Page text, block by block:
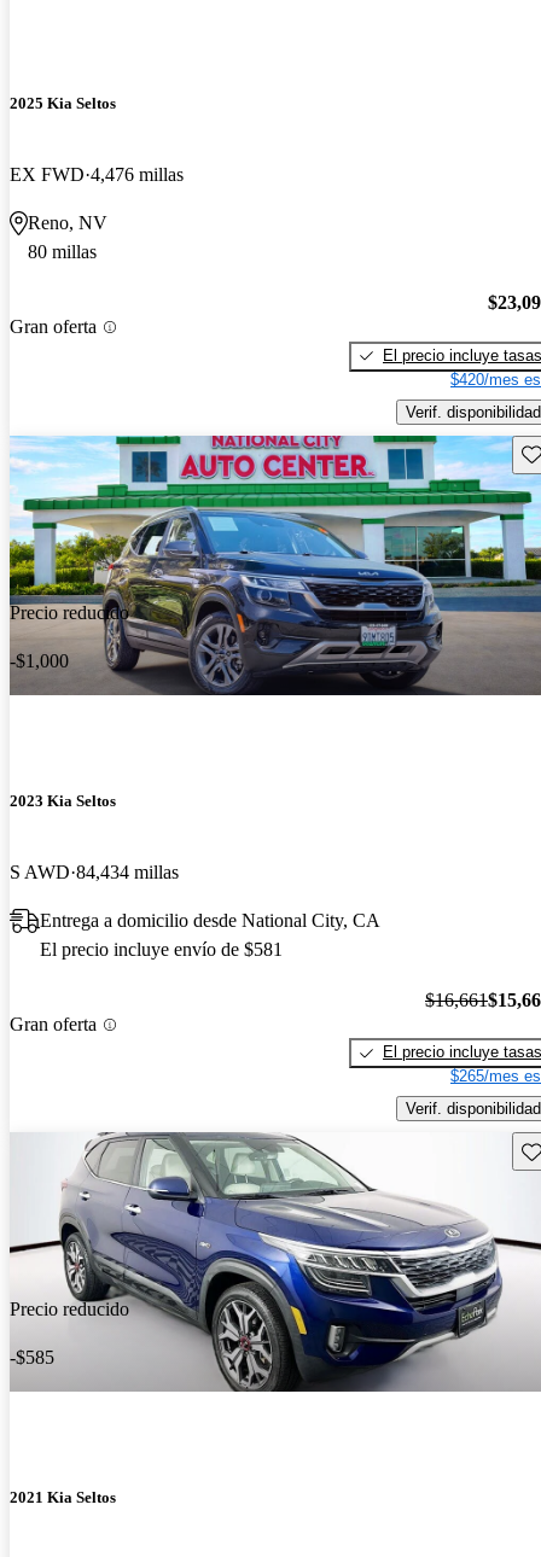
2025 Kia Seltos
EX FWD 4,476 millas
Reno, NV
80 millas
Gran oferta
El precio incluye tasas
$420/mes
Verif. disponibilidad
Precio reducido
-$1,000
2023 Kia Seltos
S AWD 84,434 millas
Entrega a domicilio desde National City, CA
El precio incluye envío de $581
Gran oferta
$16,661
El precio incluye tasas
$265/mes
Verif. disponibilidad
Precio reducido
-$585
2021 Kia Seltos